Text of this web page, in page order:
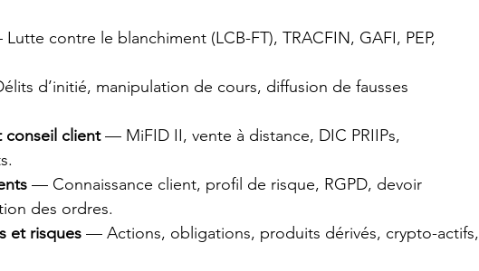
contre le blanchiment (LCB-FT), TRACFIN, GAFI, PEP,
d’initié, manipulation de cours, diffusion de fausses
conseil client — MiFID II, vente à distance, DIC PRIIPs,
— Connaissance client, profil de risque, RGPD, devoir
des ordres.
et risques — Actions, obligations, produits dérivés, crypto-actifs,